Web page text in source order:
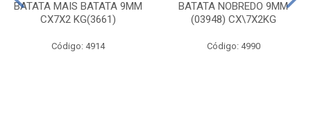
BATATA MAIS BATATA 9MM
CX7X2 KG(3661)
Código: 4914
BATATA NOBREDO 9MM
(03948) CX\7X2KG
Código: 4990